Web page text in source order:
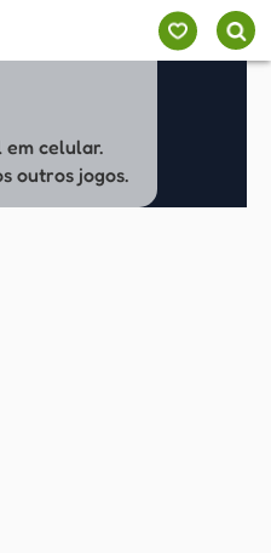
em celular.
outros jogos.